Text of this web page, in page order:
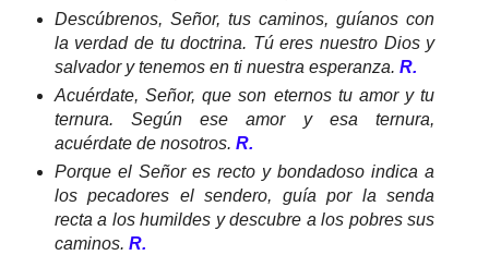
Descúbrenos, Señor, tus caminos, guíanos con
la verdad de tu doctrina. Tú eres nuestro Dios y
salvador y tenemos en ti nuestra esperanza. R.
Acuérdate, Señor, que son eternos tu amor y tu
ternura. Según ese amor y esa ternura,
acuérdate de nosotros. R.
Porque el Señor es recto y bondadoso indica a
los pecadores el sendero, guía por la senda
recta a los humildes y descubre a los pobres sus
caminos. R.